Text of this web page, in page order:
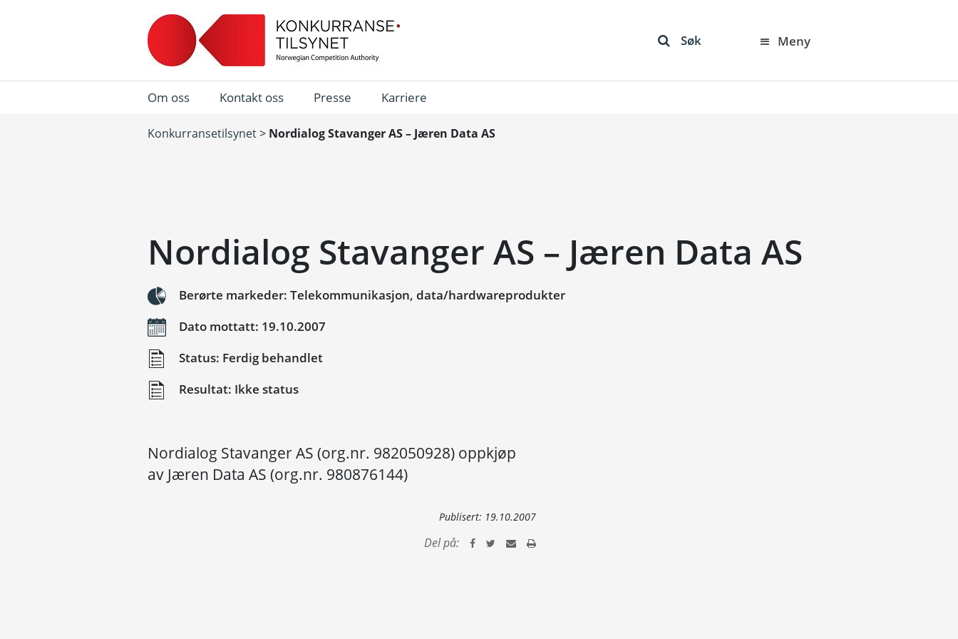
Søk Meny
Om oss Kontakt oss Presse Karriere
Konkurransetilsynet> Nordialog Stavanger AS – Jæren Data AS
Nordialog Stavanger AS – Jæren Data AS
Berørte markeder: Telekommunikasjon, data/hardwareprodukter
Dato mottatt: 19.10.2007
Status: Ferdig behandlet
Resultat: Ikke status
Nordialog Stavanger AS (org.nr. 982050928) oppkjøp
av Jæren Data AS (org.nr. 980876144)
Publisert: 19.10.2007
Del på: